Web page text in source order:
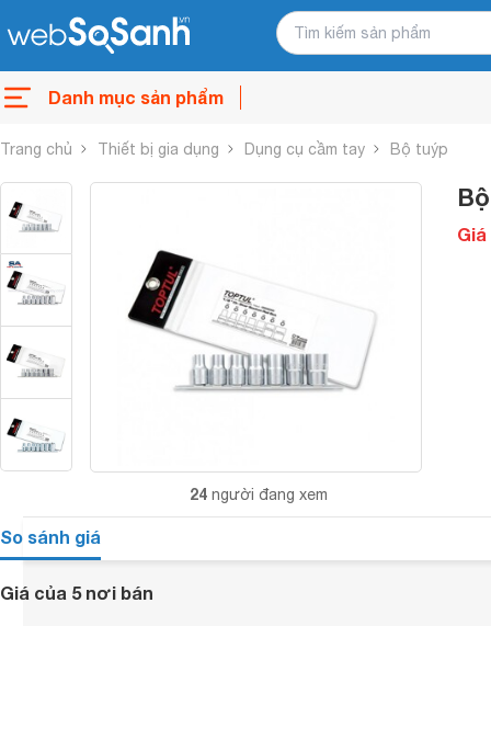
Danh mục sản phẩm
Trang chủ Thiết bị gia dụng Dụng cụ cầm tay Bộ tuýp
24 người đang xem
So sánh giá
Giá của 5 nơi bán